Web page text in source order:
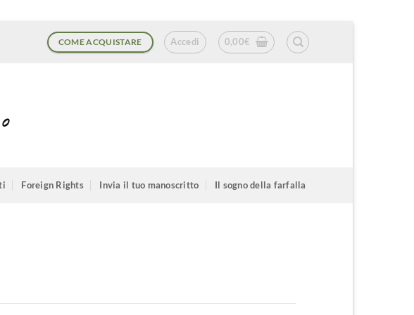
COME ACQUISTARE Accedi 0,00€
Foreign Rights Invia il tuo manoscritto Il sogno della farfalla